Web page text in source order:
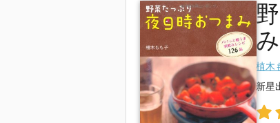
植木
新星